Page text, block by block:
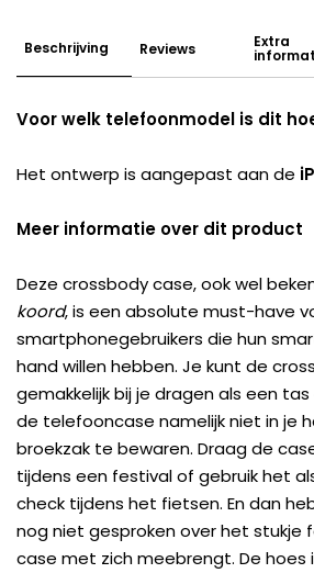
Beschrijving Reviews Extra
Voor welk telefoonmodel is dit
Het ontwerp is aangepast aan de
Meer informatie over dit product
Deze crossbody case, ook wel
koord, is een absolute must-have
smartphonegebruikers die hun
hand willen hebben. Je kunt de
gemakkelijk bij je dragen als een
de telefooncase namelijk niet in je
broekzak te bewaren. Draag de
tijdens een festival of gebruik het
check tijdens het fietsen. En dan
nog niet gesproken over het stukje
case met zich meebrengt. De